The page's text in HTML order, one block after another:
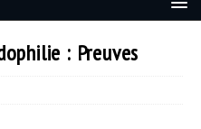
: Preuves